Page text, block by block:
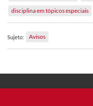
disciplina em tópicos especiais
Sujeto: Avisos